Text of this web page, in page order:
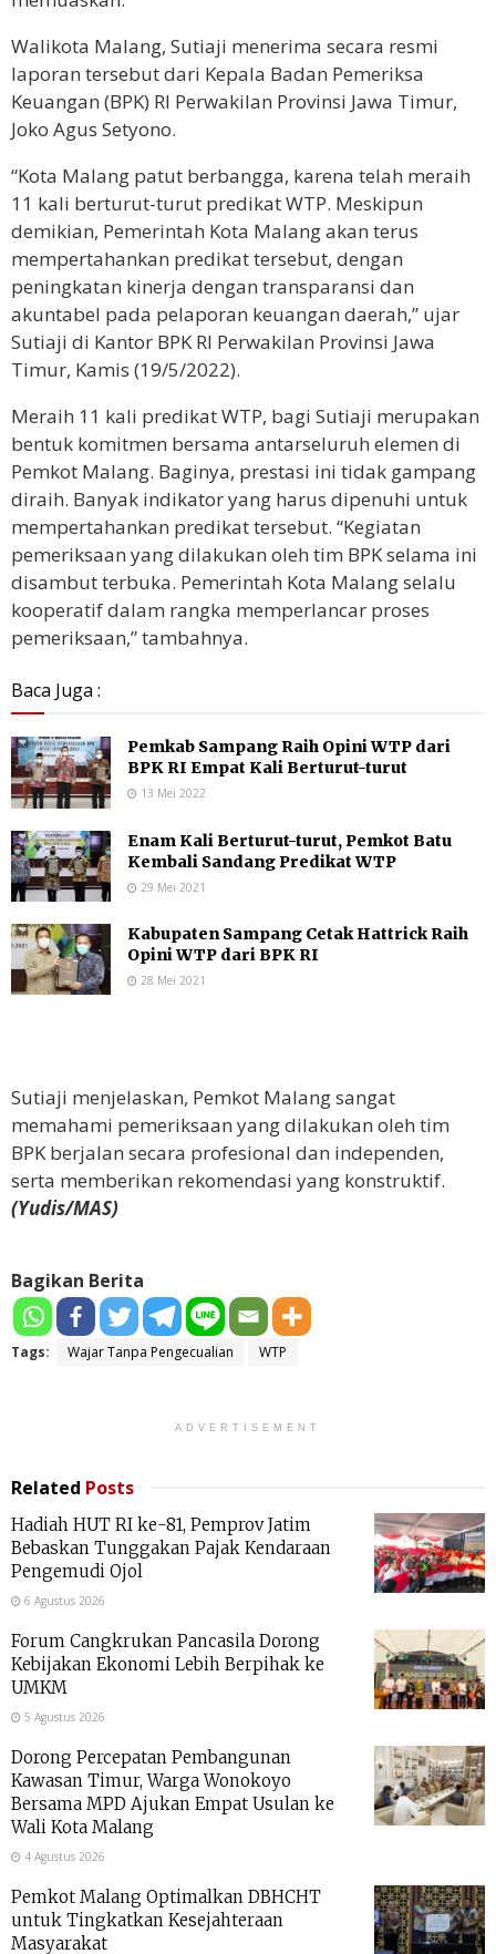
Walikota Malang, Sutiaji menerima secara resmi
laporan tersebut dari Kepala Badan Pemeriksa
Keuangan (BPK) RI Perwakilan Provinsi Jawa Timur,
Joko Agus Setyono.
“Kota Malang patut berbangga, karena telah meraih
11 kali berturut-turut predikat WTP. Meskipun
demikian, Pemerintah Kota Malang akan terus
mempertahankan predikat tersebut, dengan
peningkatan kinerja dengan transparansi dan
akuntabel pada pelaporan keuangan daerah,” ujar
Sutiaji di Kantor BPK RI Perwakilan Provinsi Jawa
Timur, Kamis (19/5/2022).
Meraih 11 kali predikat WTP, bagi Sutiaji merupakan
bentuk komitmen bersama antarseluruh elemen di
Pemkot Malang. Baginya, prestasi ini tidak gampang
diraih. Banyak indikator yang harus dipenuhi untuk
mempertahankan predikat tersebut. “Kegiatan
pemeriksaan yang dilakukan oleh tim BPK selama ini
disambut terbuka. Pemerintah Kota Malang selalu
kooperatif dalam rangka memperlancar proses
pemeriksaan,” tambahnya.
Baca Juga :
Pemkab Sampang Raih Opini WTP dari
BPK RI Empat Kali Berturut-turut
13 Mei 2022
Enam Kali Berturut-turut, Pemkot Batu
Kembali Sandang Predikat WTP
29 Mei 2021
Kabupaten Sampang Cetak Hattrick Raih
Opini WTP dari BPK RI
28 Mei 2021
Sutiaji menjelaskan, Pemkot Malang sangat
memahami pemeriksaan yang dilakukan oleh tim
BPK berjalan secara profesional dan independen,
serta memberikan rekomendasi yang konstruktif.
(Yudis/MAS)
Bagikan Berita
Tags: Wajar Tanpa Pengecualian WTP
ADVERTISEMENT
Related Posts
Hadiah HUT RI ke-81, Pemprov Jatim
Bebaskan Tunggakan Pajak Kendaraan
Pengemudi Ojol
6 Agustus 2026
Forum Cangkrukan Pancasila Dorong
Kebijakan Ekonomi Lebih Berpihak ke
UMKM
5 Agustus 2026
Dorong Percepatan Pembangunan
Kawasan Timur, Warga Wonokoyo
Bersama MPD Ajukan Empat Usulan ke
Wali Kota Malang
4 Agustus 2026
Pemkot Malang Optimalkan DBHCHT
untuk Tingkatkan Kesejahteraan
Masyarakat